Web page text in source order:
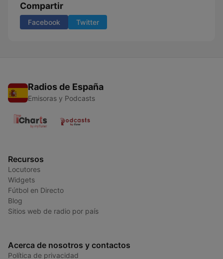
Compartir
Facebook Twitter
Radios de España
Emisoras y Podcasts
Recursos
Locutores
Widgets
Fútbol en Directo
Blog
Sitios web de radio por país
Acerca de nosotros y contactos
Política de privacidad